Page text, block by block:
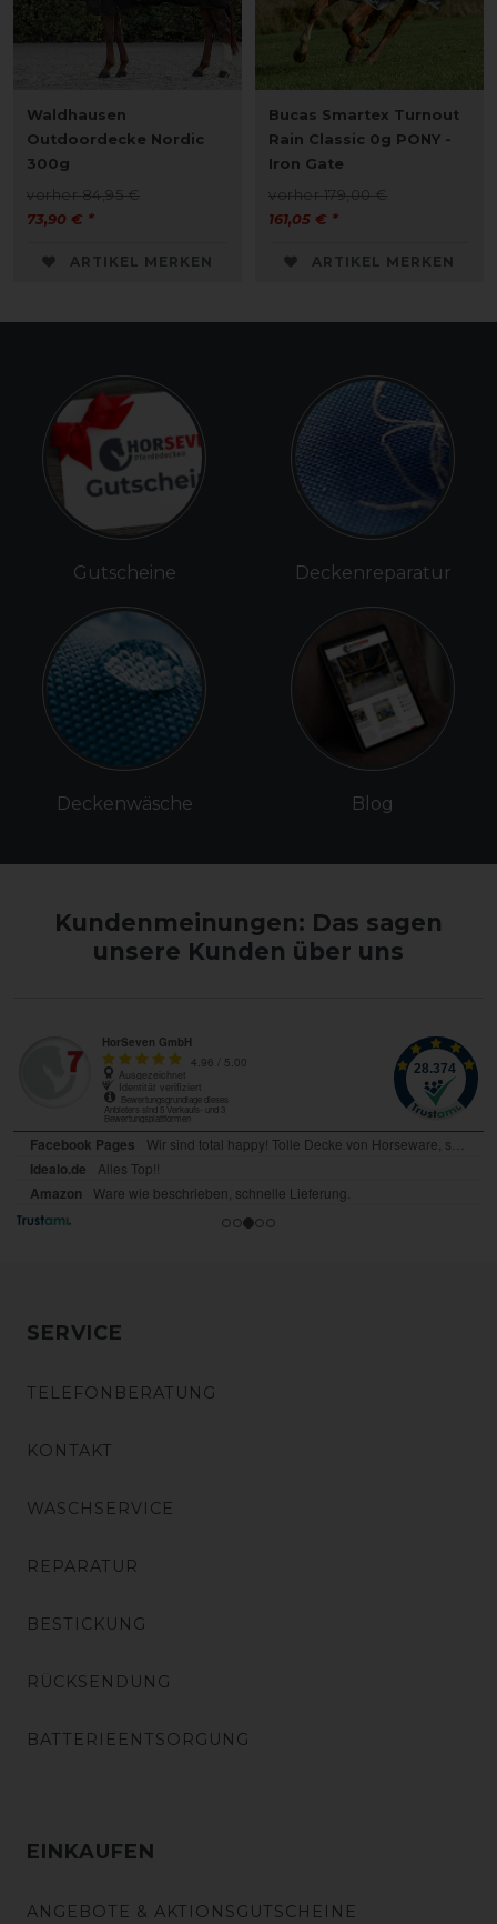
Waldhausen
Outdoordecke Nordic
300g
vorher 84,95 €
73,90 € *
ARTIKEL MERKEN
Bucas Smartex Turnout
Rain Classic 0g PONY -
Iron Gate
vorher 179,00 €
161,05 € *
ARTIKEL MERKEN
Gutscheine
Deckenwäsche
Deckenreparatur
Blog
Kundenmeinungen: Das sagen
unsere Kunden über uns
SERVICE
TELEFONBERATUNG
KONTAKT
WASCHSERVICE
REPARATUR
BESTICKUNG
RÜCKSENDUNG
BATTERIEENTSORGUNG
EINKAUFEN
ANGEBOTE & AKTIONSGUTSCHEINE